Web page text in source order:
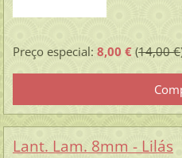
Preço especial: 8,00 €(14,00 €
Lant. Lam. 8mm - Lilás